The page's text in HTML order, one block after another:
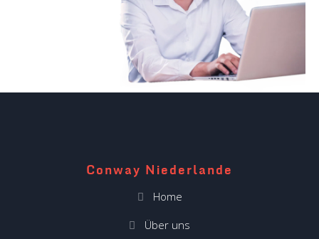
Conway Niederlande
Home
Über uns